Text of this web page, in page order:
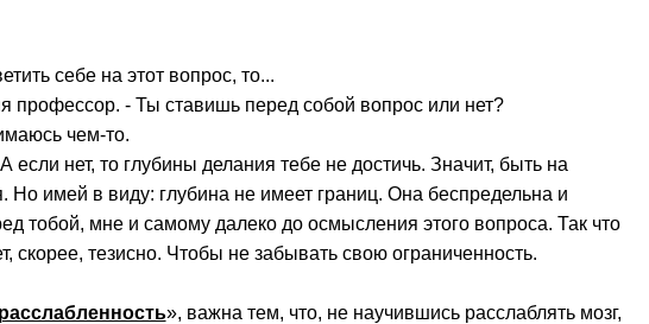
себе на этот вопрос, то...
профессор. - Ты ставишь перед собой вопрос или нет?
чем-то.
если нет, то глубины делания тебе не достичь. Значит, быть на
Но имей в виду: глубина не имеет границ. Она беспредельна и
тобой, мне и самому далеко до осмысления этого вопроса. Так что
скорее, тезисно. Чтобы не забывать свою ограниченность.
», важна тем, что, не научившись расслаблять мозг,